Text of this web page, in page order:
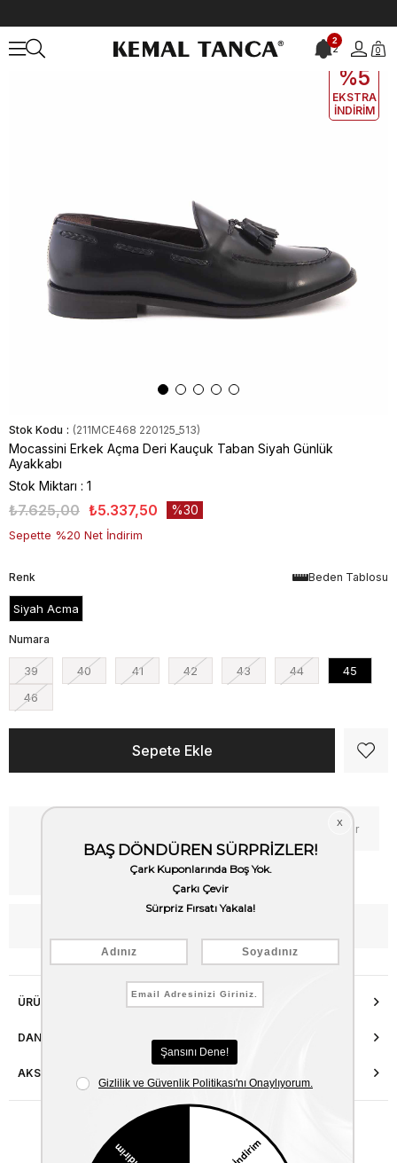
2
2 0
EKLE5
%5
EKSTRA
İNDİRİM
Stok Kodu (211MCE468 220125_513)
Mocassini Erkek Açma Deri Kauçuk Taban Siyah Günlük
Ayakkabı
Stok Miktarı : 1
₺7.625,00 ₺5.337,50 30
Sepette %20 Net İndirim
Beden Tablosu
Renk
Siyah Acma
Numara
39 40 41 42 43 44
45
46
Fiyat Düşünce Haber Ver
Kargo Bedava
ÜRÜN ÖZELLIKLERI
DANIŞMA HATTI
AKSESUAR ONARIMI
Benzer Ürünler